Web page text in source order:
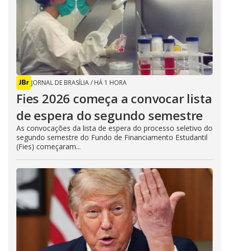
JORNAL DE BRASÍLIA/ HÁ 1 HORA
Fies 2026 começa a convocar lista
de espera do segundo semestre
As convocações da lista de espera do processo seletivo do
segundo semestre do Fundo de Financiamento Estudantil
(Fies) começaram...